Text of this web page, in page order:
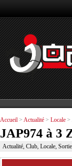
Accueil > Actualité > Locale >
JAP974 à 3
Actualité, Club, Locale,